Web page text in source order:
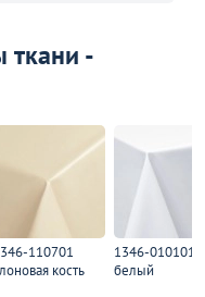
ткани -
110701
кость
1346-010101
белый